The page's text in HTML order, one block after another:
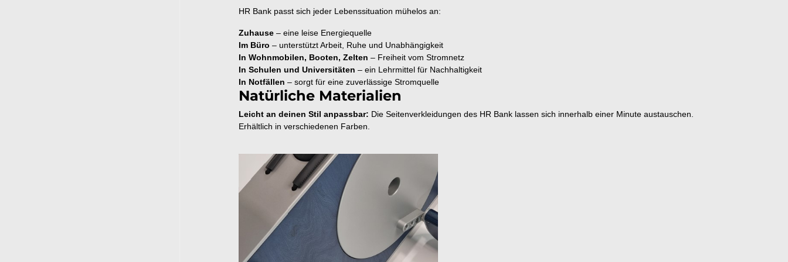
HR Bank passt sich jeder Lebenssituation mühelos an:
Zuhause – eine leise Energiequelle
Im Büro – unterstützt Arbeit, Ruhe und Unabhängigkeit
In Wohnmobilen, Booten, Zelten – Freiheit vom Stromnetz
In Schulen und Universitäten – ein Lehrmittel für Nachhaltigkeit
In Notfällen – sorgt für eine zuverlässige Stromquelle
Natürliche Materialien
Leicht an deinen Stil anpassbar: Die Seitenverkleidungen des HR Bank lassen sich innerhalb einer Minute austauschen.
Erhältlich in verschiedenen Farben.